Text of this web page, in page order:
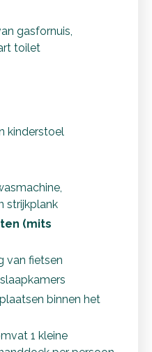
gasfornuis,
toilet
kinderstoel
strijkplank
(mits
van fietsen
binnen het
1 kleine